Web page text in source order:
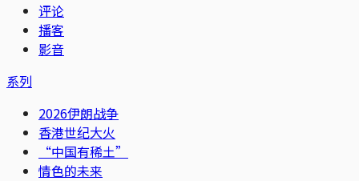
评论
播客
影音
系列
2026伊朗战争
香港世纪大火
“中国有稀土”
情色的未来